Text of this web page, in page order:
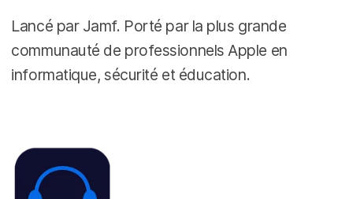
Lancé par Jamf. Porté par la plus grande
communauté de professionnels Apple en
informatique, sécurité et éducation.